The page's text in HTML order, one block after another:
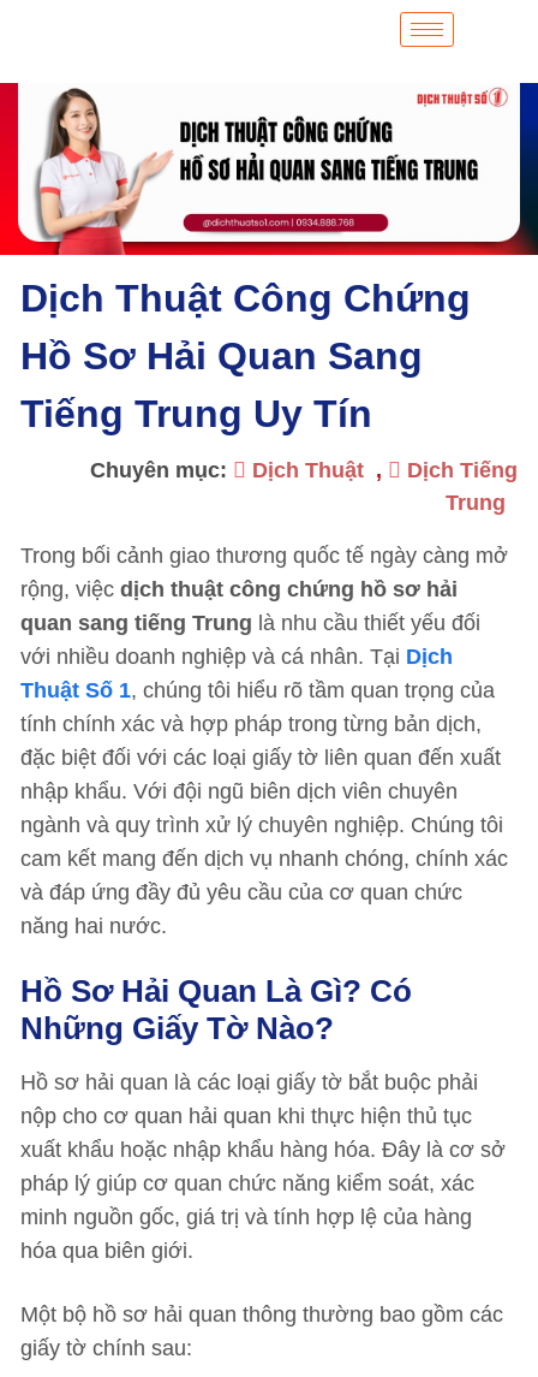
Dịch Thuật Công Chứng
Hồ Sơ Hải Quan Sang
Tiếng Trung Uy Tín
Chuyên mục: Dịch Thuật ,
Dịch Tiếng
Trung
Trong bối cảnh giao thương quốc tế ngày càng mở
rộng, việc dịch thuật công chứng hồ sơ hải
quan sang tiếng Trung là nhu cầu thiết yếu đối
với nhiều doanh nghiệp và cá nhân. Tại Dịch
Thuật Số 1, chúng tôi hiểu rõ tầm quan trọng của
tính chính xác và hợp pháp trong từng bản dịch,
đặc biệt đối với các loại giấy tờ liên quan đến xuất
nhập khẩu. Với đội ngũ biên dịch viên chuyên
ngành và quy trình xử lý chuyên nghiệp. Chúng tôi
cam kết mang đến dịch vụ nhanh chóng, chính xác
và đáp ứng đầy đủ yêu cầu của cơ quan chức
năng hai nước.
Hồ Sơ Hải Quan Là Gì? Có
Những Giấy Tờ Nào?
Hồ sơ hải quan là các loại giấy tờ bắt buộc phải
nộp cho cơ quan hải quan khi thực hiện thủ tục
xuất khẩu hoặc nhập khẩu hàng hóa. Đây là cơ sở
pháp lý giúp cơ quan chức năng kiểm soát, xác
minh nguồn gốc, giá trị và tính hợp lệ của hàng
hóa qua biên giới.
Một bộ hồ sơ hải quan thông thường bao gồm các
giấy tờ chính sau: